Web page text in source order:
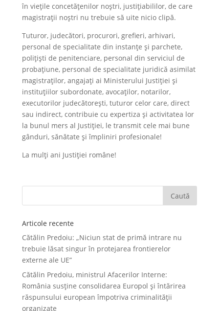
în viețile concetățenilor noștri, justițiabililor, de care
magistrații noștri nu trebuie să uite nicio clipă.
Tuturor, judecători, procurori, grefieri, arhivari,
personal de specialitate din instanțe și parchete,
polițiști de penitenciare, personal din serviciul de
probațiune, personal de specialitate juridică asimilat
magistraților, angajați ai Ministerului Justiției și
instituțiilor subordonate, avocaților, notarilor,
executorilor judecătorești, tuturor celor care, direct
sau indirect, contribuie cu expertiza și activitatea lor
la bunul mers al Justiției, le transmit cele mai bune
gânduri, sănătate și împliniri profesionale!
La mulți ani Justiției române!
Articole recente
Cătălin Predoiu: „Niciun stat de primă intrare nu
trebuie lăsat singur în protejarea frontierelor
externe ale UE”
Cătălin Predoiu, ministrul Afacerilor Interne:
România susține consolidarea Europol și întărirea
răspunsului european împotriva criminalității
organizate